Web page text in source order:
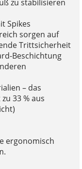
zu stabilisieren
Spikes
sorgen auf
Trittsicherheit
Beschichtung
– das
33 % aus
ergonomisch